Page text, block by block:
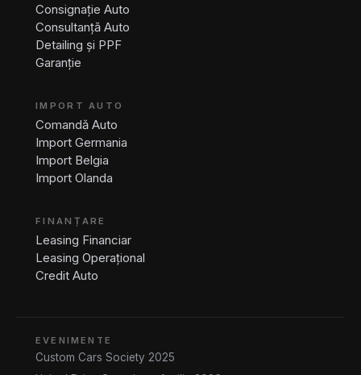
Consignație Auto
Consultanță Auto
Detailing și PPF
Garanție
IMPORT AUTO
Comandă Auto
Import Germania
Import Belgia
Import Olanda
FINANȚARE
Leasing Financiar
Leasing Operațional
Credit Auto
EVENIMENTE
Custom Cars Society 2025